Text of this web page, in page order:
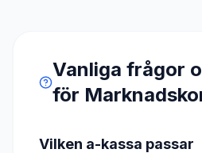
Vanliga frågor
för
Vilken a-kassa passar